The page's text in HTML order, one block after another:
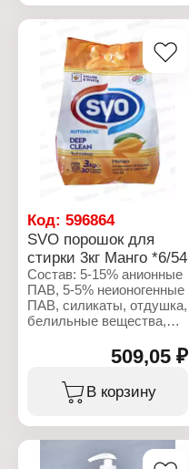
Вариация: Стиральный
порошок
Название: Роза
Вес: 1,5 кг
Тип стирки: для
машинной стирки
Тип белья: для цветного
и белого белья
Код: 596864
SVO порошок для
стирки 3кг Манго *6/54
Состав: 5-15% анионные
ПАВ, 5-5% неионогенные
ПАВ, силикаты, отдушка,
белильные вещества,
Характеристики:
Бренд: SVO
Тип товара: Средство
Вариация: Стиральный
порошок
Название: Манго
509,05 ₽
В корзину